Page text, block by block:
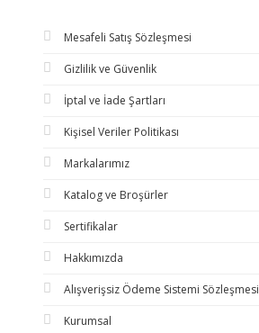
Mesafeli Satış Sözleşmesi
Gizlilik ve Güvenlik
İptal ve İade Şartları
Kişisel Veriler Politikası
Markalarımız
Katalog ve Broşürler
Sertifikalar
Hakkımızda
Alışverişsiz Ödeme Sistemi Sözleşmesi
Kurumsal